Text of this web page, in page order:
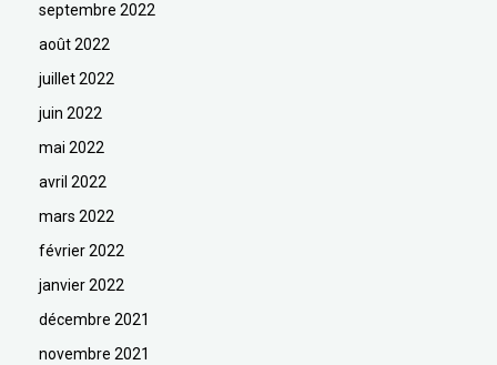
septembre 2022
août 2022
juillet 2022
juin 2022
mai 2022
avril 2022
mars 2022
février 2022
janvier 2022
décembre 2021
novembre 2021